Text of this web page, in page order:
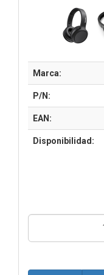
Marca:
P/N:
EAN:
Disponibilidad: